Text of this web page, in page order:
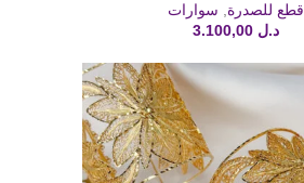
قطع للصدرة, سوارات
د.ل